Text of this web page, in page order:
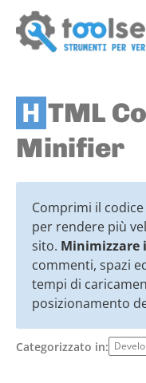
HTML Compressor /
Minifier
Comprimi il codice
per rendere più
sito. Minimizzare
commenti, spazi
tempi di
posizionamento
Categorizzato in: